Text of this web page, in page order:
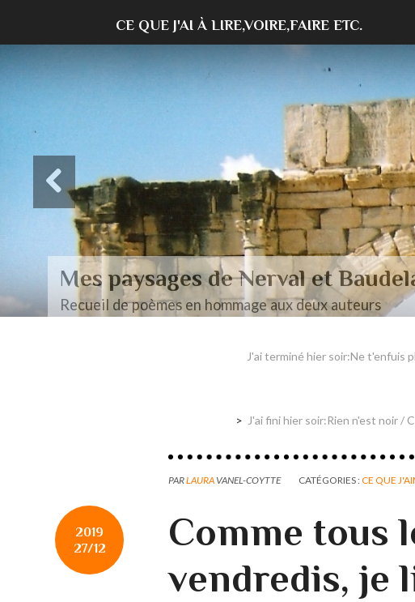
CE QUE J'AI À LIRE,VOIRE,FAIRE ETC.
Des paysages de
Mon mémoire de maîtrise
J'ai terminé hier soir:Ne t'enfuis
J'ai fini hier soir:Rien n'est noir /
PARLAURA VANEL-COYTTE CATÉGORIES :CE QUE
2019
27/12
Comme tous
vendredis, je